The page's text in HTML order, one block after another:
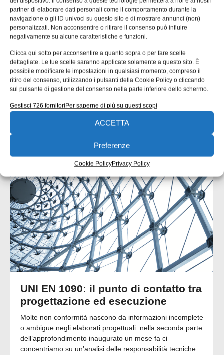
partner di elaborare dati personali come il comportamento durante la
navigazione o gli ID univoci su questo sito e di mostrare annunci (non)
personalizzati. Non acconsentire o ritirare il consenso può influire
negativamente su alcune caratteristiche e funzioni.
Clicca qui sotto per acconsentire a quanto sopra o per fare scelte
dettagliate. Le tue scelte saranno applicate solamente a questo sito. È
possibile modificare le impostazioni in qualsiasi momento, compreso il
ritiro del consenso, utilizzando i pulsanti della Cookie Policy o cliccando
sul pulsante di gestione del consenso nella parte inferiore dello schermo.
Gestisci 726 fornitoriPer saperne di più su questi scopi
ACCETTA
Preferenze
Cookie PolicyPrivacy Policy
ISCRIVITI ALLA NEWSLETTER
ARTICOLI CORRELATI
QUADERNI DI PROGETTAZIONE
UNI EN 1090: il punto di contatto tra
progettazione ed esecuzione
Molte non conformità nascono da informazioni incomplete
o ambigue negli elaborati progettuali. nella seconda parte
dell’approfondimento inaugurato un mese fa ci
concentriamo su un’analisi delle responsabilità tecniche